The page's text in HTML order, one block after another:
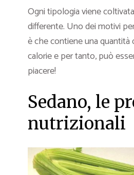
Ogni tipologia viene
differente. Uno dei motivi
è che contiene una quantità
calorie e per tanto, può
piacere!
Sedano, le
nutrizionali